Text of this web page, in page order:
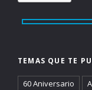
TEMAS QUE TE
60 Aniversario